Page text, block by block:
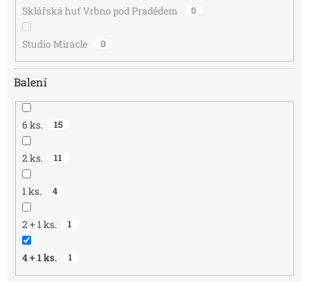
Sklářská huť Vrbno pod Pradědem 0
Studio Miracle 0
Balení
6 ks. 15
2 ks. 11
1 ks. 4
2 + 1 ks. 1
4 + 1 ks. 1